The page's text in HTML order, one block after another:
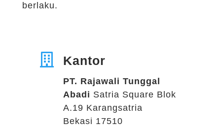
berlaku.
 Kantor
PT. Rajawali Tunggal
Abadi Satria Square Blok
A.19 Karangsatria
Bekasi 17510